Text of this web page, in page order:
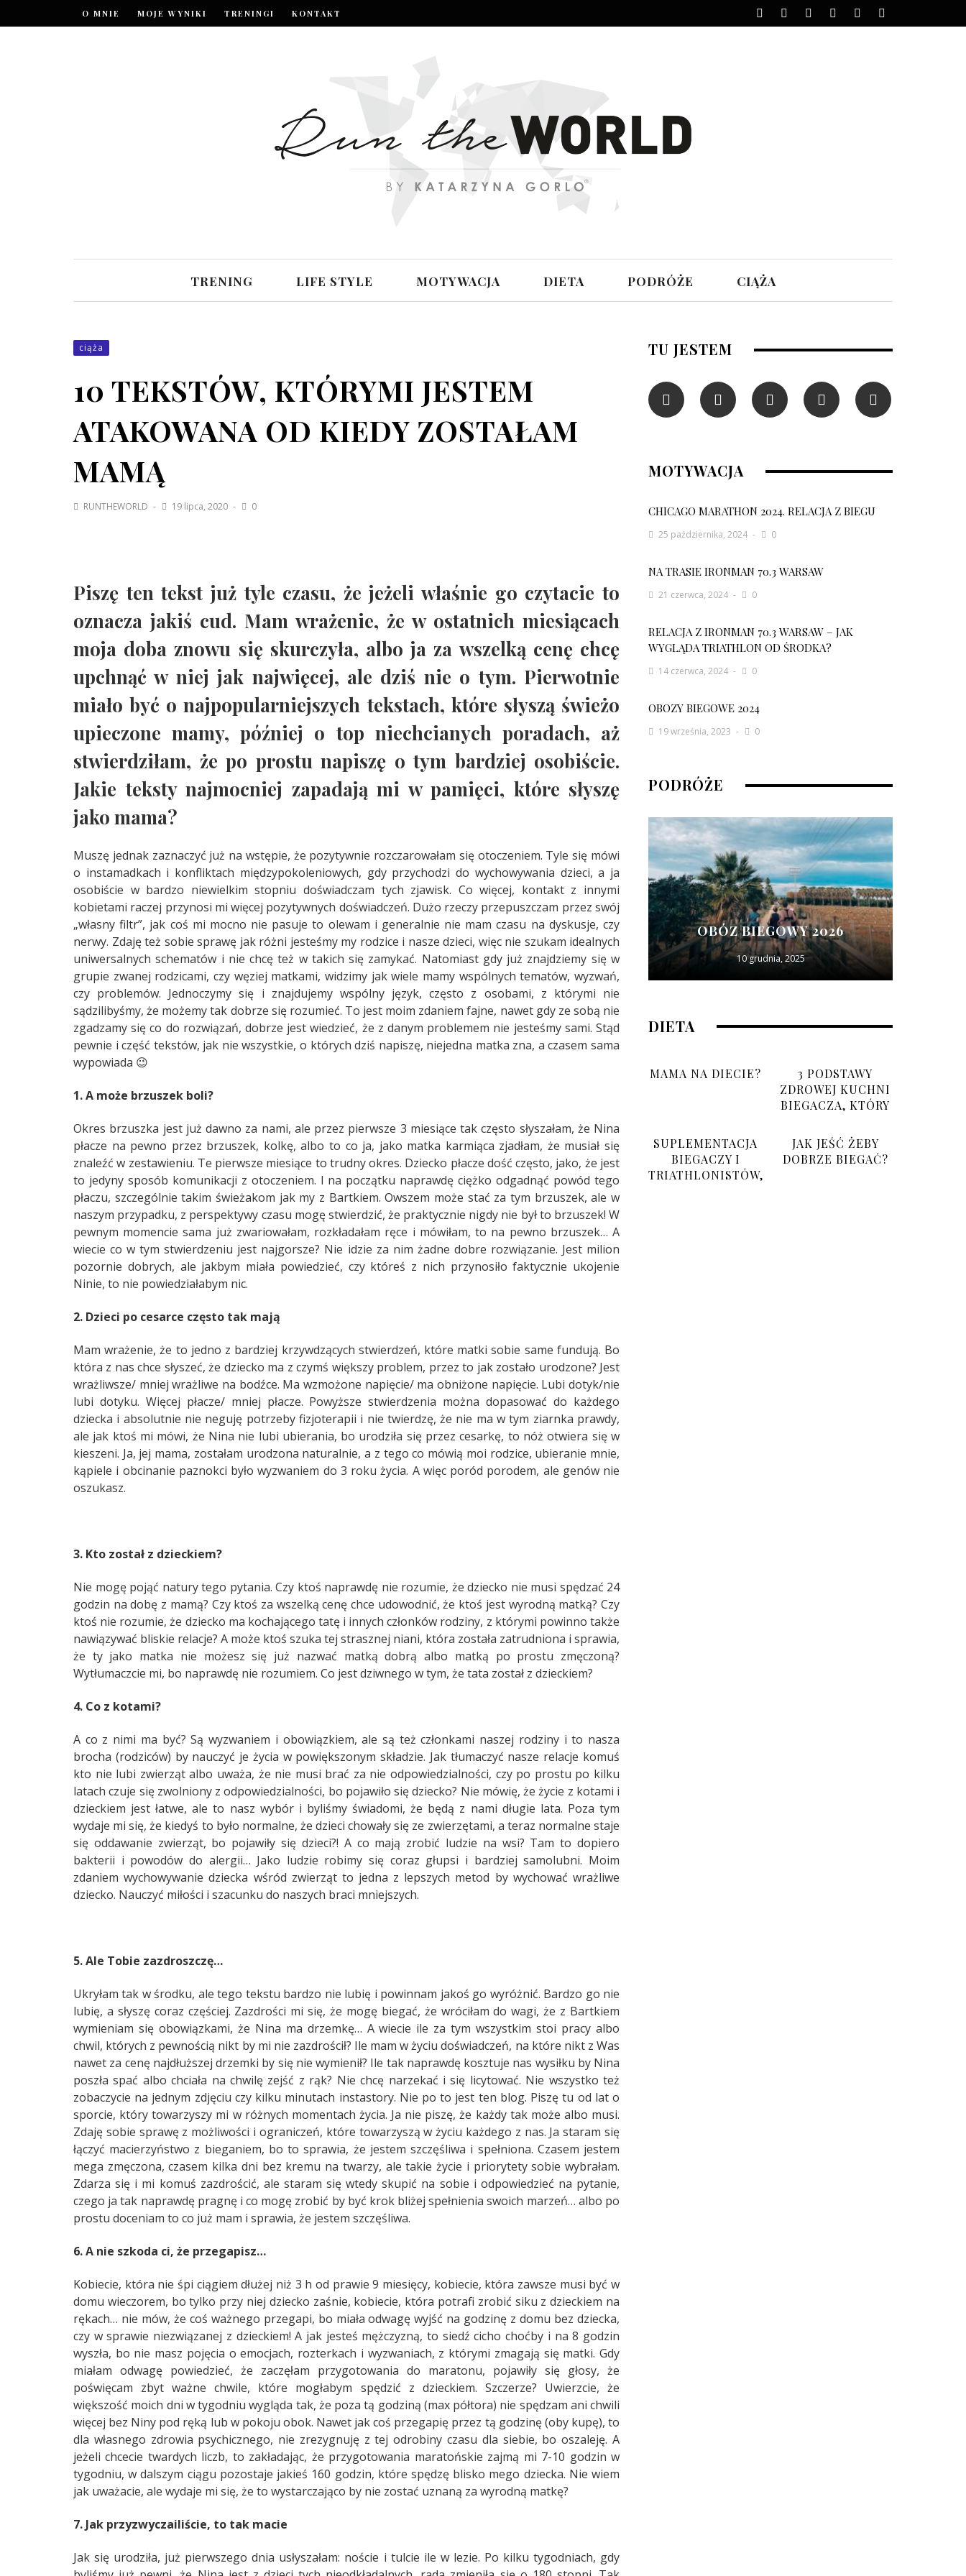
O MNIE MOJE WYNIKI TRENINGI KONTAKT
TRENING LIFE STYLE MOTYWACJA DIETA PODRÓŻE CIĄŻA
ciąża
10 TEKSTÓW, KTÓRYMI JESTEM
ATAKOWANA OD KIEDY ZOSTAŁAM
MAMĄ
RUNTHEWORLD 19 lipca, 2020 0
Piszę ten tekst już tyle czasu, że jeżeli właśnie go czytacie to
oznacza jakiś cud. Mam wrażenie, że w ostatnich miesiącach
moja doba znowu się skurczyła, albo ja za wszelką cenę chcę
upchnąć w niej jak najwięcej, ale dziś nie o tym. Pierwotnie
miało być o najpopularniejszych tekstach, które słyszą świeżo
upieczone mamy, później o top niechcianych poradach, aż
stwierdziłam, że po prostu napiszę o tym bardziej osobiście.
Jakie teksty najmocniej zapadają mi w pamięci, które słyszę
jako mama?
Muszę jednak zaznaczyć już na wstępie, że pozytywnie rozczarowałam się otoczeniem. Tyle się mówi
o instamadkach i konfliktach międzypokoleniowych, gdy przychodzi do wychowywania dzieci, a ja
osobiście w bardzo niewielkim stopniu doświadczam tych zjawisk. Co więcej, kontakt z innymi
kobietami raczej przynosi mi więcej pozytywnych doświadczeń. Dużo rzeczy przepuszczam przez swój
„własny filtr”, jak coś mi mocno nie pasuje to olewam i generalnie nie mam czasu na dyskusje, czy
nerwy. Zdaję też sobie sprawę jak różni jesteśmy my rodzice i nasze dzieci, więc nie szukam idealnych
uniwersalnych schematów i nie chcę też w takich się zamykać. Natomiast gdy już znajdziemy się w
grupie zwanej rodzicami, czy węziej matkami, widzimy jak wiele mamy wspólnych tematów, wyzwań,
czy problemów. Jednoczymy się i znajdujemy wspólny język, często z osobami, z którymi nie
sądzilibyśmy, że możemy tak dobrze się rozumieć. To jest moim zdaniem fajne, nawet gdy ze sobą nie
zgadzamy się co do rozwiązań, dobrze jest wiedzieć, że z danym problemem nie jesteśmy sami. Stąd
pewnie i część tekstów, jak nie wszystkie, o których dziś napiszę, niejedna matka zna, a czasem sama
wypowiada 😉
1. A może brzuszek boli?
Okres brzuszka jest już dawno za nami, ale przez pierwsze 3 miesiące tak często słyszałam, że Nina
płacze na pewno przez brzuszek, kolkę, albo to co ja, jako matka karmiąca zjadłam, że musiał się
znaleźć w zestawieniu. Te pierwsze miesiące to trudny okres. Dziecko płacze dość często, jako, że jest
to jedyny sposób komunikacji z otoczeniem. I na początku naprawdę ciężko odgadnąć powód tego
płaczu, szczególnie takim świeżakom jak my z Bartkiem. Owszem może stać za tym brzuszek, ale w
naszym przypadku, z perspektywy czasu mogę stwierdzić, że praktycznie nigdy nie był to brzuszek! W
pewnym momencie sama już zwariowałam, rozkładałam ręce i mówiłam, to na pewno brzuszek… A
wiecie co w tym stwierdzeniu jest najgorsze? Nie idzie za nim żadne dobre rozwiązanie. Jest milion
pozornie dobrych, ale jakbym miała powiedzieć, czy któreś z nich przynosiło faktycznie ukojenie
Ninie, to nie powiedziałabym nic.
2. Dzieci po cesarce często tak mają
Mam wrażenie, że to jedno z bardziej krzywdzących stwierdzeń, które matki sobie same fundują. Bo
która z nas chce słyszeć, że dziecko ma z czymś większy problem, przez to jak zostało urodzone? Jest
wrażliwsze/ mniej wrażliwe na bodźce. Ma wzmożone napięcie/ ma obniżone napięcie. Lubi dotyk/nie
lubi dotyku. Więcej płacze/ mniej płacze. Powyższe stwierdzenia można dopasować do każdego
dziecka i absolutnie nie neguję potrzeby fizjoterapii i nie twierdzę, że nie ma w tym ziarnka prawdy,
ale jak ktoś mi mówi, że Nina nie lubi ubierania, bo urodziła się przez cesarkę, to nóż otwiera się w
kieszeni. Ja, jej mama, zostałam urodzona naturalnie, a z tego co mówią moi rodzice, ubieranie mnie,
kąpiele i obcinanie paznokci było wyzwaniem do 3 roku życia. A więc poród porodem, ale genów nie
oszukasz.
3. Kto został z dzieckiem?
Nie mogę pojąć natury tego pytania. Czy ktoś naprawdę nie rozumie, że dziecko nie musi spędzać 24
godzin na dobę z mamą? Czy ktoś za wszelką cenę chce udowodnić, że ktoś jest wyrodną matką? Czy
ktoś nie rozumie, że dziecko ma kochającego tatę i innych członków rodziny, z którymi powinno także
nawiązywać bliskie relacje? A może ktoś szuka tej strasznej niani, która została zatrudniona i sprawia,
że ty jako matka nie możesz się już nazwać matką dobrą albo matką po prostu zmęczoną?
Wytłumaczcie mi, bo naprawdę nie rozumiem. Co jest dziwnego w tym, że tata został z dzieckiem?
4. Co z kotami?
A co z nimi ma być? Są wyzwaniem i obowiązkiem, ale są też członkami naszej rodziny i to nasza
brocha (rodziców) by nauczyć je życia w powiększonym składzie. Jak tłumaczyć nasze relacje komuś
kto nie lubi zwierząt albo uważa, że nie musi brać za nie odpowiedzialności, czy po prostu po kilku
latach czuje się zwolniony z odpowiedzialności, bo pojawiło się dziecko? Nie mówię, że życie z kotami i
dzieckiem jest łatwe, ale to nasz wybór i byliśmy świadomi, że będą z nami długie lata. Poza tym
wydaje mi się, że kiedyś to było normalne, że dzieci chowały się ze zwierzętami, a teraz normalne staje
się oddawanie zwierząt, bo pojawiły się dzieci?! A co mają zrobić ludzie na wsi? Tam to dopiero
bakterii i powodów do alergii… Jako ludzie robimy się coraz głupsi i bardziej samolubni. Moim
zdaniem wychowywanie dziecka wśród zwierząt to jedna z lepszych metod by wychować wrażliwe
dziecko. Nauczyć miłości i szacunku do naszych braci mniejszych.
5. Ale Tobie zazdroszczę…
Ukryłam tak w środku, ale tego tekstu bardzo nie lubię i powinnam jakoś go wyróżnić. Bardzo go nie
lubię, a słyszę coraz częściej. Zazdrości mi się, że mogę biegać, że wróciłam do wagi, że z Bartkiem
wymieniam się obowiązkami, że Nina ma drzemkę… A wiecie ile za tym wszystkim stoi pracy albo
chwil, których z pewnością nikt by mi nie zazdrościł? Ile mam w życiu doświadczeń, na które nikt z Was
nawet za cenę najdłuższej drzemki by się nie wymienił? Ile tak naprawdę kosztuje nas wysiłku by Nina
poszła spać albo chciała na chwilę zejść z rąk? Nie chcę narzekać i się licytować. Nie wszystko też
zobaczycie na jednym zdjęciu czy kilku minutach instastory. Nie po to jest ten blog. Piszę tu od lat o
sporcie, który towarzyszy mi w różnych momentach życia. Ja nie piszę, że każdy tak może albo musi.
Zdaję sobie sprawę z możliwości i ograniczeń, które towarzyszą w życiu każdego z nas. Ja staram się
łączyć macierzyństwo z bieganiem, bo to sprawia, że jestem szczęśliwa i spełniona. Czasem jestem
mega zmęczona, czasem kilka dni bez kremu na twarzy, ale takie życie i priorytety sobie wybrałam.
Zdarza się i mi komuś zazdrościć, ale staram się wtedy skupić na sobie i odpowiedzieć na pytanie,
czego ja tak naprawdę pragnę i co mogę zrobić by być krok bliżej spełnienia swoich marzeń… albo po
prostu doceniam to co już mam i sprawia, że jestem szczęśliwa.
6. A nie szkoda ci, że przegapisz…
Kobiecie, która nie śpi ciągiem dłużej niż 3 h od prawie 9 miesięcy, kobiecie, która zawsze musi być w
domu wieczorem, bo tylko przy niej dziecko zaśnie, kobiecie, która potrafi zrobić siku z dzieckiem na
rękach… nie mów, że coś ważnego przegapi, bo miała odwagę wyjść na godzinę z domu bez dziecka,
czy w sprawie niezwiązanej z dzieckiem! A jak jesteś mężczyzną, to siedź cicho choćby i na 8 godzin
wyszła, bo nie masz pojęcia o emocjach, rozterkach i wyzwaniach, z którymi zmagają się matki. Gdy
miałam odwagę powiedzieć, że zaczęłam przygotowania do maratonu, pojawiły się głosy, że
poświęcam zbyt ważne chwile, które mogłabym spędzić z dzieckiem. Szczerze? Uwierzcie, że
większość moich dni w tygodniu wygląda tak, że poza tą godziną (max półtora) nie spędzam ani chwili
więcej bez Niny pod ręką lub w pokoju obok. Nawet jak coś przegapię przez tą godzinę (oby kupę), to
dla własnego zdrowia psychicznego, nie zrezygnuję z tej odrobiny czasu dla siebie, bo oszaleję. A
jeżeli chcecie twardych liczb, to zakładając, że przygotowania maratońskie zajmą mi 7-10 godzin w
tygodniu, w dalszym ciągu pozostaje jakieś 160 godzin, które spędzę blisko mego dziecka. Nie wiem
jak uważacie, ale wydaje mi się, że to wystarczająco by nie zostać uznaną za wyrodną matkę?
7. Jak przyzwyczailiście, to tak macie
Jak się urodziła, już pierwszego dnia usłyszałam: noście i tulcie ile w lezie. Po kilku tygodniach, gdy
TU JESTEM
MOTYWACJA
CHICAGO MARATHON 2024. RELACJA Z BIEGU
25 października, 2024 0
NA TRASIE IRONMAN 70.3 WARSAW
21 czerwca, 2024 0
RELACJA Z IRONMAN 70.3 WARSAW – JAK
WYGLĄDA TRIATHLON OD ŚRODKA?
14 czerwca, 2024 0
OBOZY BIEGOWE 2024
19 września, 2023 0
PODRÓŻE
OBÓZ BIEGOWY 2026
10 grudnia, 2025
DIETA
MAMA NA DIECIE?
3 PODSTAWY
ZDROWEJ KUCHNI
BIEGACZA, KTÓRY
SUPLEMENTACJA
BIEGACZY I
TRIATHLONISTÓW,
JAK JEŚĆ ŻEBY
DOBRZE BIEGAĆ?